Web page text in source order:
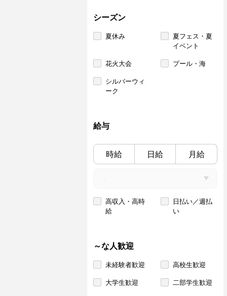
シーズン
夏休み
夏フェス・夏
イベント
花火大会 プール・海
シルバーウィ
ーク
給与
時給 日給 月給
高収入・高時
給
日払い／週払
い
～な人歓迎
未経験者歓迎 高校生歓迎
大学生歓迎 二部学生歓迎